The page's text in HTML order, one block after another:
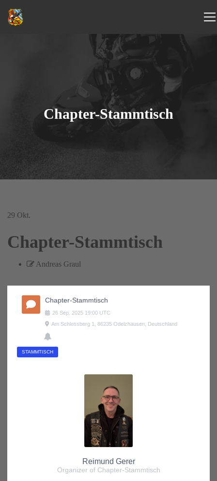
Chapter-Stammtisch
29 Okt.
Chapter-Stammtisch
Andreas Graul
Chapter-Stammtisch
26 Sep. 2025 19:00 UTC
Am Schlossberg 1, 86235 Odelzhausen, Deutschland
STAMMTISCH
Reimund Gerer
Organizer of Chapter-Stammtisch